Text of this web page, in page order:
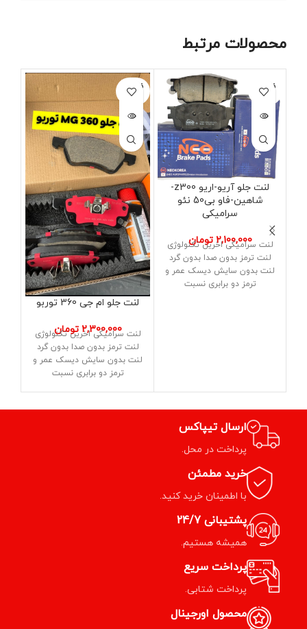
محصولات مرتبط
فروخته
شده
لنت جلو آریو-اریو z300-
شاهین-فاو بی50 نئو
سرامیکی
2,100,000 تومان
لنت سرامیکی اخرین تکنولوژی
لنت ترمز بدون صدا بدون گرد
لنت بدون سایش دیسک عمر و
ترمز دو برابری نسبت
فروخته
شده
لنت جلو ام جی 360 توربو
2,300,000 تومان
لنت سرامیکی اخرین تکنولوژی
لنت ترمز بدون صدا بدون گرد
لنت بدون سایش دیسک عمر و
ترمز دو برابری نسبت
ارسال تیپاکس
پرداخت در محل.
خرید مطمئن
با اطمینان خرید کنید.
پشتیبانی 24/7
همیشه هستیم.
پرداخت سریع
پرداخت شتابی.
محصول اورجینال